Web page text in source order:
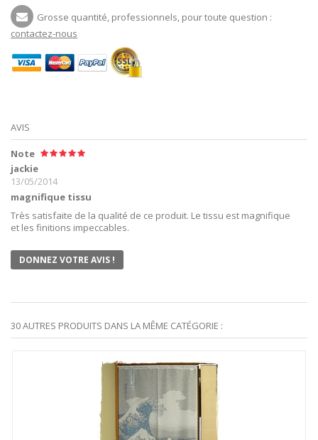
Grosse quantité, professionnels, pour toute question :
contactez-nous
AVIS
Note
jackie
13/05/2014
magnifique tissu
Très satisfaite de la qualité de ce produit. Le tissu est magnifique
et les finitions impeccables.
DONNEZ VOTRE AVIS !
30 AUTRES PRODUITS DANS LA MÊME CATÉGORIE :